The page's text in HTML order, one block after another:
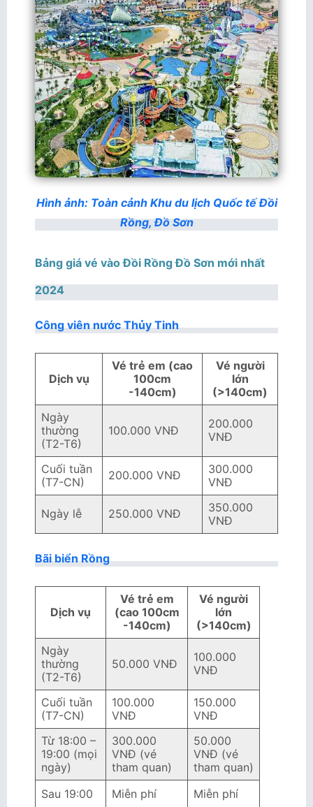
Hình ảnh: Toàn cảnh Khu du lịch Quốc tế Đồi
Rồng, Đồ Sơn
Bảng giá vé vào Đồi Rồng Đồ Sơn mới nhất
2024
Công viên nước Thủy Tinh
Dịch vụ
Vé trẻ em (cao
100cm
-140cm)
Vé người
lớn
(>140cm)
Ngày
thường
(T2-T6)
100.000 VNĐ
200.000
VNĐ
Cuối tuần
(T7-CN)
200.000 VNĐ
300.000
VNĐ
Ngày lễ 250.000 VNĐ
350.000
VNĐ
Bãi biển Rồng
Dịch vụ
Vé trẻ em
(cao 100cm
-140cm)
Vé người
lớn
(>140cm)
Ngày
thường
(T2-T6)
50.000 VNĐ
100.000
VNĐ
Cuối tuần
(T7-CN)
100.000
VNĐ
150.000
VNĐ
Từ 18:00 –
19:00 (mọi
ngày)
300.000
VNĐ (vé
tham quan)
50.000
VNĐ (vé
tham quan)
Sau 19:00
Miễn phí Miễn phí